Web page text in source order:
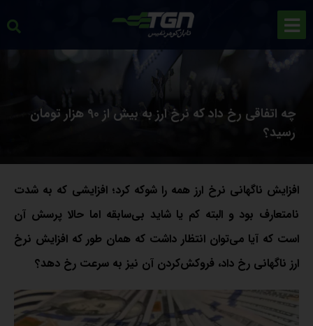
چه اتفاقی رخ داد که نرخ ارز به بیش از 90 هزار تومان
رسید؟
افزایش ناگهانی نرخ ارز همه را شوکه کرد؛ افزایشی که به شدت
نامتعارف بود و البته کم یا شاید بی‌سابقه اما حالا پرسش آن
است که آیا می‌توان انتظار داشت که همان طور که افزایش نرخ
ارز ناگهانی رخ داد، فروکش‌کردن آن نیز به سرعت رخ دهد؟